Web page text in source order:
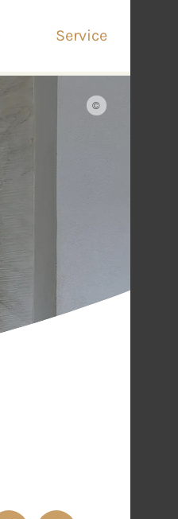
Service
©